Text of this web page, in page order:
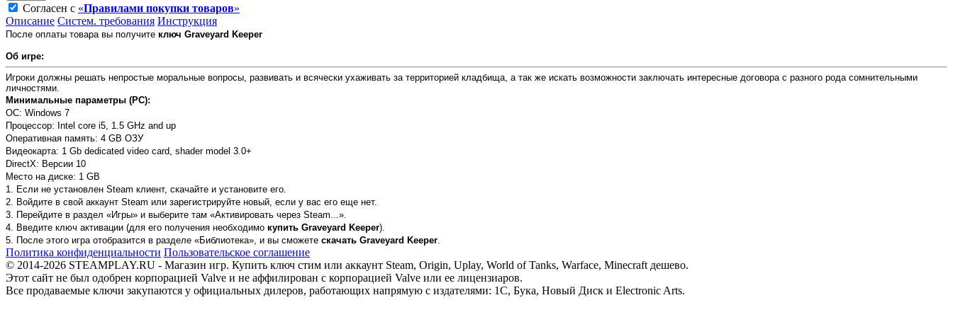
Согласен с «Правилами покупки товаров»
Описание Систем. требования Инструкция
После оплаты товара вы получите ключ Graveyard Keeper
Об игре:
Игроки должны решать непростые моральные вопросы, развивать и всячески ухаживать за территорией кладбища, а так же искать возможности заключать интересные договора с разного рода сомнительными
личностями.
Минимальные параметры (PC):
ОС: Windows 7
Процессор: Intel core i5, 1.5 GHz and up
Оперативная память: 4 GB ОЗУ
Видеокарта: 1 Gb dedicated video card, shader model 3.0+
DirectX: Версии 10
Место на диске: 1 GB
1. Если не установлен Steam клиент, скачайте и установите его.
2. Войдите в свой аккаунт Steam или зарегистрируйте новый, если у вас его еще нет.
3. Перейдите в раздел «Игры» и выберите там «Активировать через Steam...».
4. Введите ключ активации (для его получения необходимо купить Graveyard Keeper).
5. После этого игра отобразится в разделе «Библиотека», и вы сможете скачать Graveyard Keeper.
Политика конфиденциальности Пользовательское соглашение
© 2014-2026 STEAMPLAY.RU - Магазин игр. Купить ключ стим или аккаунт Steam, Origin, Uplay, World of Tanks, Warface, Minecraft дешево.
Этот сайт не был одобрен корпорацией Valve и не аффилирован с корпорацией Valve или ее лицензиаров.
Все продаваемые ключи закупаются у официальных дилеров, работающих напрямую с издателями: 1С, Бука, Новый Диск и Electronic Arts.